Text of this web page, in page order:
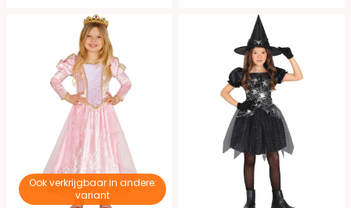
Ook verkrijgbaar in andere:
variant